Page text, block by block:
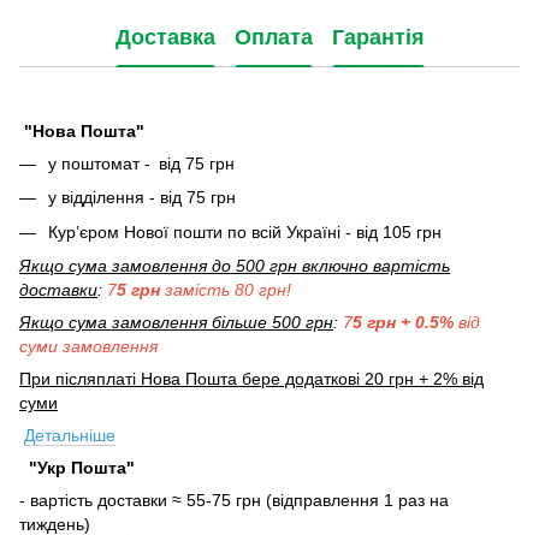
Доставка Оплата Гарантія
"Нова Пошта"
у поштомат - від 75 грн
у відділення - від 75 грн
Кур’єром Нової пошти по всій Україні - від 105 грн
Якщо сума замовлення до 500 грн включно вартість
доставки: 75 грн замість 80 грн!
Якщо сума замовлення більше 500 грн: 75 грн + 0.5% від
суми замовлення
При післяплаті Нова Пошта бере додаткові 20 грн + 2% від
суми
Детальніше
"Укр Пошта"
- вартість доставки ≈ 55-75 грн (відправлення 1 раз на
тиждень)